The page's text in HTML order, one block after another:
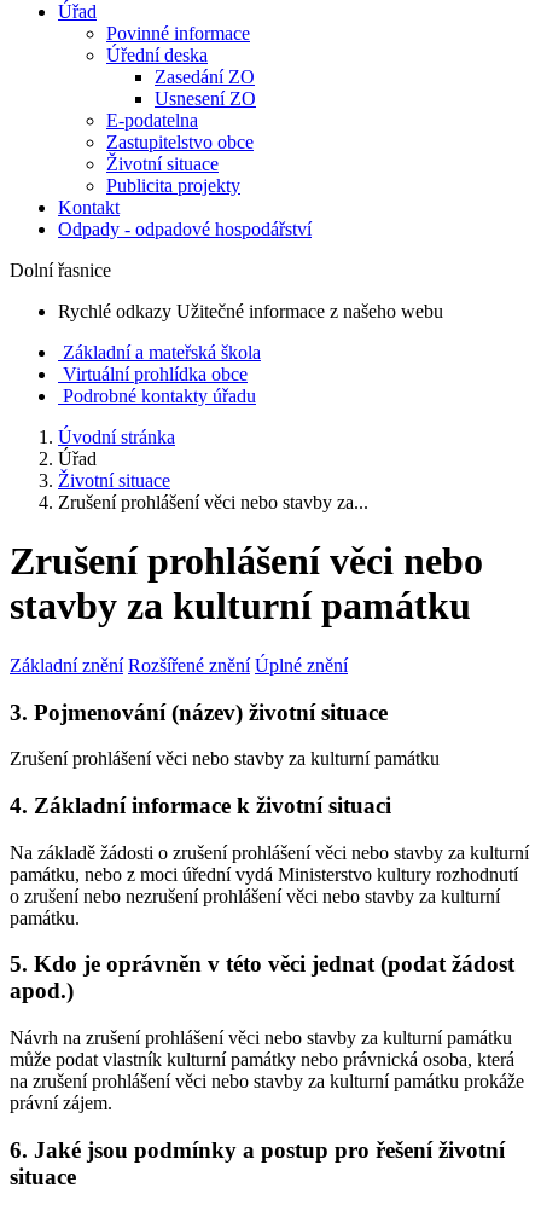
Úřad
Povinné informace
Úřední deska
Zasedání ZO
Usnesení ZO
E-podatelna
Zastupitelstvo obce
Životní situace
Publicita projekty
Kontakt
Odpady - odpadové hospodářství
Dolní řasnice
Rychlé odkazy Užitečné informace z našeho webu
Základní a mateřská škola
Virtuální prohlídka obce
Podrobné kontakty úřadu
Úvodní stránka
Úřad
Životní situace
Zrušení prohlášení věci nebo stavby za...
Zrušení prohlášení věci nebo
stavby za kulturní památku
Základní znění Rozšířené znění Úplné znění
3. Pojmenování (název) životní situace
Zrušení prohlášení věci nebo stavby za kulturní památku
4. Základní informace k životní situaci
Na základě žádosti o zrušení prohlášení věci nebo stavby za kulturní
památku, nebo z moci úřední vydá Ministerstvo kultury rozhodnutí
o zrušení nebo nezrušení prohlášení věci nebo stavby za kulturní
památku.
5. Kdo je oprávněn v této věci jednat (podat žádost
apod.)
Návrh na zrušení prohlášení věci nebo stavby za kulturní památku
může podat vlastník kulturní památky nebo právnická osoba, která
na zrušení prohlášení věci nebo stavby za kulturní památku prokáže
právní zájem.
6. Jaké jsou podmínky a postup pro řešení životní
situace